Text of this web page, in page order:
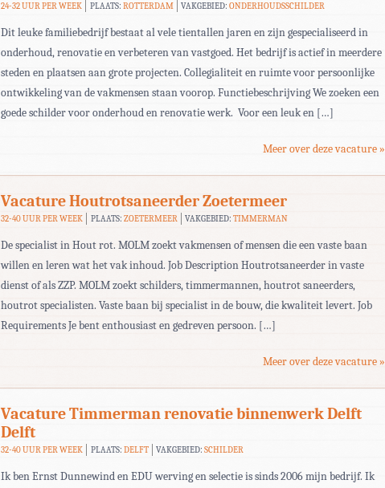
24-32 UUR PER WEEK PLAATS: ROTTERDAM VAKGEBIED:ONDERHOUDSSCHILDER
Dit leuke familiebedrijf bestaat al vele tientallen jaren en zijn gespecialiseerd in
onderhoud, renovatie en verbeteren van vastgoed. Het bedrijf is actief in meerdere
steden en plaatsen aan grote projecten. Collegialiteit en ruimte voor persoonlijke
ontwikkeling van de vakmensen staan voorop. Functiebeschrijving We zoeken een
goede schilder voor onderhoud en renovatie werk. Voor een leuk en […]
Meer over deze vacature »
Vacature Houtrotsaneerder Zoetermeer
32-40 UUR PER WEEK PLAATS: ZOETERMEER VAKGEBIED:TIMMERMAN
De specialist in Hout rot. MOLM zoekt vakmensen of mensen die een vaste baan
willen en leren wat het vak inhoud. Job Description Houtrotsaneerder in vaste
dienst of als ZZP. MOLM zoekt schilders, timmermannen, houtrot saneerders,
houtrot specialisten. Vaste baan bij specialist in de bouw, die kwaliteit levert. Job
Requirements Je bent enthousiast en gedreven persoon. […]
Meer over deze vacature »
Vacature Timmerman renovatie binnenwerk Delft
Delft
32-40 UUR PER WEEK PLAATS: DELFT VAKGEBIED:SCHILDER
Ik ben Ernst Dunnewind en EDU werving en selectie is sinds 2006 mijn bedrijf. Ik